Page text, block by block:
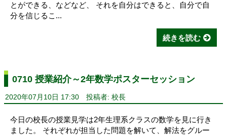
とができる、などなど、 それを自分はできると、自分で自
分を信じるこ...
続きを読む
0710 授業紹介～2年数学ポスターセッション
2020年07月10日 17:30 投稿者: 校長
今日の校長の授業見学は2年生理系クラスの数学を見に行き
ました。 それぞれが担当した問題を解いて、解法をグルー